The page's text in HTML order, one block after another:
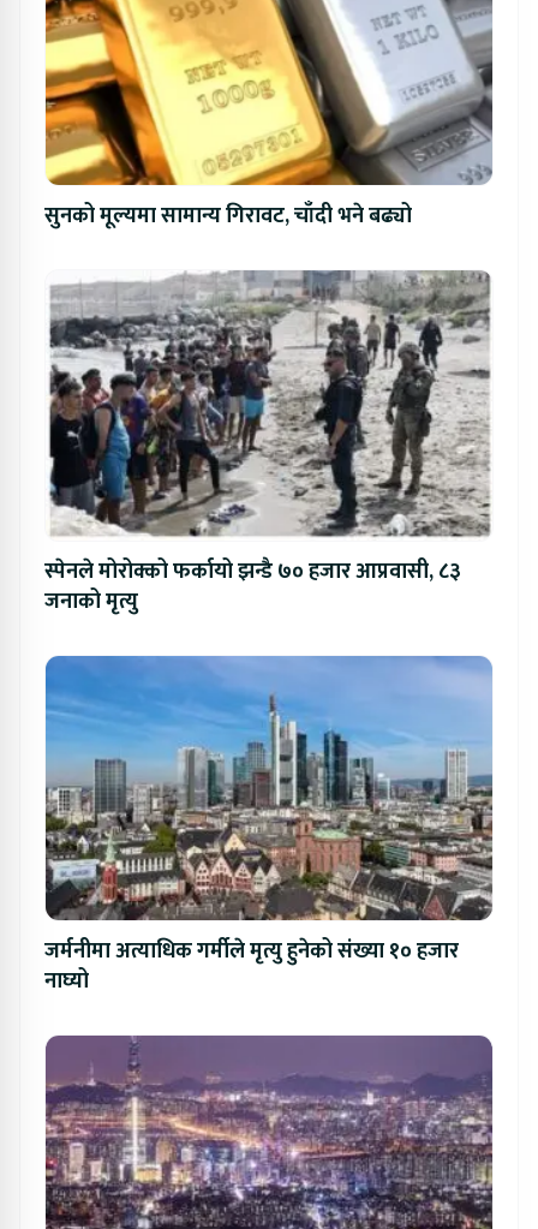
सुनको मूल्यमा सामान्य गिरावट, चाँदी भने बढ्यो
स्पेनले मोरोक्को फर्कायो झन्डै ७० हजार आप्रवासी, ८३
जनाको मृत्यु
जर्मनीमा अत्याधिक गर्मीले मृत्यु हुनेको संख्या १० हजार
नाघ्यो